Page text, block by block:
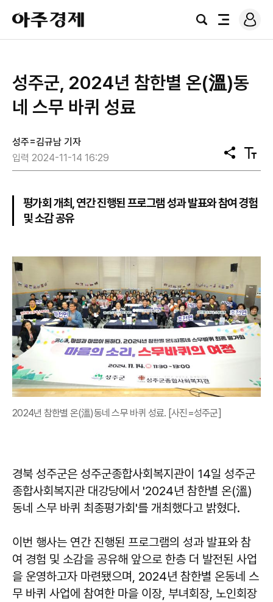
아
주
경
검
전
로
그
성주군, 2024년 참한별 온(溫)동
네 스무 바퀴 성료
성주=김규남 기자
입력 2024-11-14 16:29
공
유
텍
스
기
평가회 개최, 연간 진행된 프로그램 성과 발표와 참여 경험
및 소감 공유
2024년 참한별 온(溫)동네 스무 바퀴 성료. [사진=성주군]
경북 성주군은 성주군종합사회복지관이 14일 성주군
종합사회복지관 대강당에서 '2024년 참한별 온(溫)
동네 스무 바퀴 최종평가회'를 개최했다고 밝혔다.
이번 행사는 연간 진행된 프로그램의 성과 발표와 참
여 경험 및 소감을 공유해 앞으로 한층 더 발전된 사업
을 운영하고자 마련됐으며, 2024년 참한별 온동네 스
무 바퀴 사업에 참여한 마을 이장, 부녀회장, 노인회장